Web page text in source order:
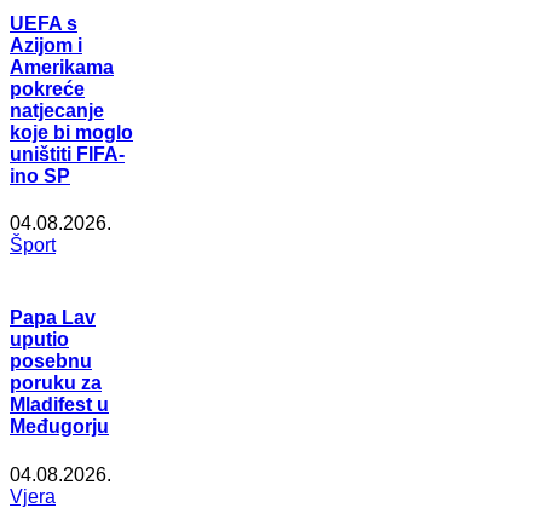
UEFA s
Azijom i
Amerikama
pokreće
natjecanje
koje bi moglo
uništiti FIFA-
ino SP
04.08.2026.
Šport
Papa Lav
uputio
posebnu
poruku za
Mladifest u
Međugorju
04.08.2026.
Vjera